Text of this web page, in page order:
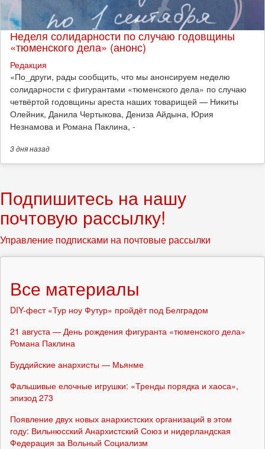
Неделя солидарности по случаю годовщины
«тюменского дела» (анонс)
Редакция
​«По_други, рады сообщить, что мы анонсируем неделю
солидарности с фигурантами «тюменского дела» по случаю
четвёртой годовщины ареста наших товарищей — Никиты
Олейник, Данила Чертыкова, Дениза Айдына, Юрия
Незнамова и Романа Паклина, -
3 дняназад
Подпишитесь на нашу
почтовую рассылку!
Управление подписками на почтовые рассылки
Все материалы
DIY-фест «Тур ноу Футур» пройдёт под Белградом
21 августа — День рождения фигуранта «тюменского дела»
Романа Паклина
Буддийские анархисты — Мьянме
Фальшивые елочные игрушки: «Тренды порядка и хаоса»,
эпизод 273
Появление двух новых анархистских организаций в этом
году: Вильнюсский Анархистский Союз и нидерландская
Федерация за Вольный Социализм